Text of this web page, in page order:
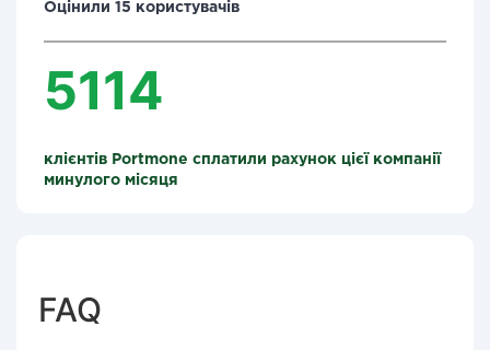
Оцінили 15 користувачів
5114
клієнтів Portmone сплатили рахунок цієї компанії
минулого місяця
FAQ